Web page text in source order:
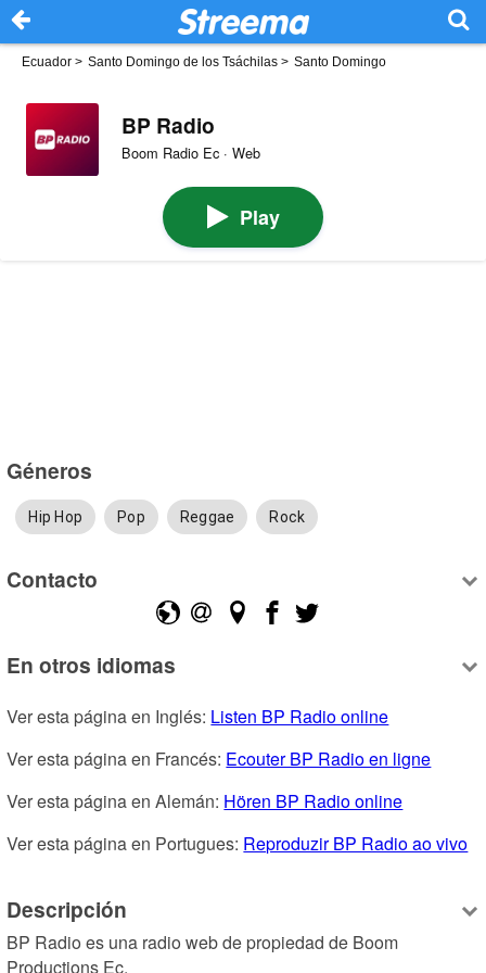
Ecuador > Santo Domingo de los Tsáchilas > Santo Domingo
BP Radio
Boom Radio Ec · Web
Play
Géneros
Hip Hop Pop Reggae Rock
Contacto
En otros idiomas
Ver esta página en Inglés: Listen BP Radio online
Ver esta página en Francés: Ecouter BP Radio en ligne
Ver esta página en Alemán: Hören BP Radio online
Ver esta página en Portugues: Reproduzir BP Radio ao vivo
Descripción
BP Radio es una radio web de propiedad de Boom
Productions Ec.